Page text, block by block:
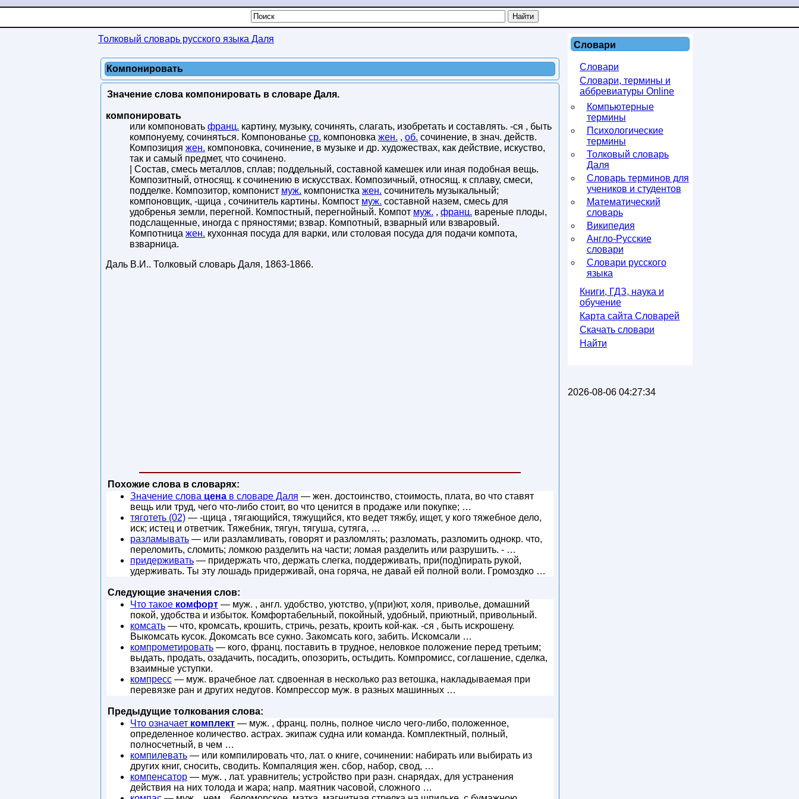
Толковый словарь русского языка Даля
Компонировать
Значение слова компонировать в словаре Даля.
компонировать
или компоновать франц. картину, музыку, сочинять, слагать, изобретать и составлять. -ся , быть
компонуему, сочиняться. Компонованье ср. компоновка жен. , об. сочинение, в знач. действ.
Композиция жен. компоновка, сочинение, в музыке и др. художествах, как действие, искуство,
так и самый предмет, что сочинено.
| Состав, смесь металлов, сплав; поддельный, составной камешек или иная подобная вещь.
Композитный, относящ. к сочинению в искусствах. Композичный, относящ. к сплаву, смеси,
подделке. Композитор, компонист муж. компонистка жен. сочинитель музыкальный;
компоновщик, -щица , сочинитель картины. Компост муж. составной назем, смесь для
удобренья земли, перегной. Компостный, перегнойный. Компот муж. , франц. вареные плоды,
подслащенные, иногда с пряностями; взвар. Компотный, взварный или взваровый.
Компотница жен. кухонная посуда для варки, или столовая посуда для подачи компота,
взварница.
Даль В.И.. Толковый словарь Даля, 1863-1866.
Похожие слова в словарях:
Значение слова цена в словаре Даля — жен. достоинство, стоимость, плата, во что ставят
вещь или труд, чего что-либо стоит, во что ценится в продаже или покупке; …
тяготеть (02) — -щица , тягающийся, тяжущийся, кто ведет тяжбу, ищет, у кого тяжебное дело,
иск; истец и ответчик. Тяжебник, тягун, тягуша, сутяга, …
разламывать — или разламливать, говорят и разломлять; разломать, разломить однокр. что,
переломить, сломить; ломкою разделить на части; ломая разделить или разрушить. - …
придерживать — придержать что, держать слегка, поддерживать, при(под)пирать рукой,
удерживать. Ты эту лошадь придерживай, она горяча, не давай ей полной воли. Громоздко …
Следующие значения слов:
Что такое комфорт — муж. , англ. удобство, уютство, у(при)ют, холя, приволье, домашний
покой, удобства и избыток. Комфортабельный, покойный, удобный, приютный, привольный.
комсать — что, кромсать, крошить, стричь, резать, кроить кой-как. -ся , быть искрошену.
Выкомсать кусок. Докомсать все сукно. Закомсать кого, забить. Искомсали …
компрометировать — кого, франц. поставить в трудное, неловкое положение перед третьим;
выдать, продать, озадачить, посадить, опозорить, остыдить. Компромисс, соглашение, сделка,
взаимные уступки.
компресс — муж. врачебное лат. сдвоенная в несколько раз ветошка, накладываемая при
перевязке ран и других недугов. Компрессор муж. в разных машинных …
Предыдущие толкования слова:
Что означает комплект — муж. , франц. полнь, полное число чего-либо, положенное,
определенное количество. астрах. экипаж судна или команда. Комплектный, полный,
полносчетный, в чем …
компилевать — или компилировать что, лат. о книге, сочинении: набирать или выбирать из
других книг, сносить, сводить. Компаляция жен. сбор, набор, свод, …
компенсатор — муж. , лат. уравнитель; устройство при разн. снарядах, для устранения
действия на них толода и жара; напр. маятник часовой, сложного …
Словари
Словари
Словари, термины и
аббревиатуры Online
Компьютерные
термины
Психологические
термины
Толковый словарь
Даля
Словарь терминов для
учеников и студентов
Математический
словарь
Википедия
Англо-Русские
словари
Словари русского
языка
Книги, ГДЗ, наука и
обучение
Карта сайта Словарей
Скачать словари
Найти
2026-08-06 04:27:34